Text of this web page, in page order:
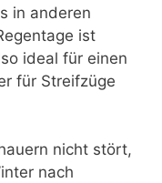
in anderen
ist
ideal für einen
für Streifzüge
nicht stört,
nach